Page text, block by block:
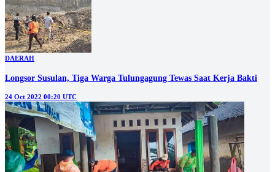
DAERAH
Longsor Susulan, Tiga Warga Tulungagung Tewas Saat Kerja Bakti
24 Oct 2022 00:20 UTC